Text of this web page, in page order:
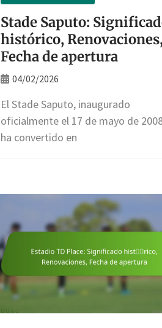
Stade Saputo:
histórico, Renovaciones,
Fecha de apertura
04/02/2026
El Stade Saputo, inaugurado
oficialmente el 17 de mayo de
ha convertido en